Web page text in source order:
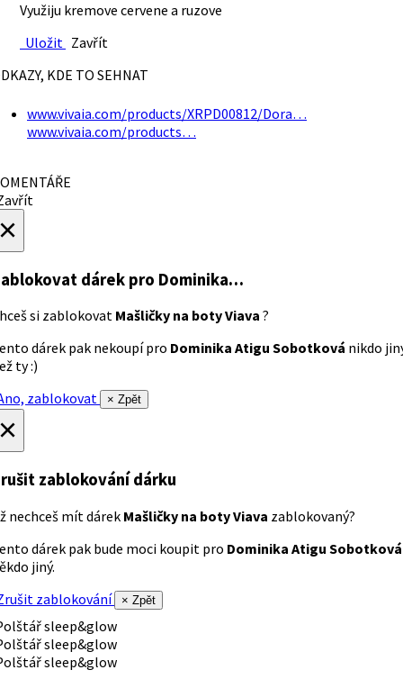
Využiju kremove cervene a ruzove
Uložit Zavřít
KDE TO SEHNAT
www.vivaia.com/products/XRPD00812/Dora…
www.vivaia.com/products…
dárek pro Dominika…
si zablokovat Mašličky na boty Viava ?
dárek pak nekoupí pro Dominika Atigu Sobotková nikdo
ty :)
zablokovat
× Zpět
zablokování dárku
nechceš mít dárek Mašličky na boty Viava zablokovaný?
dárek pak bude moci koupit pro Dominika Atigu Sobotková
jiný.
zablokování
× Zpět